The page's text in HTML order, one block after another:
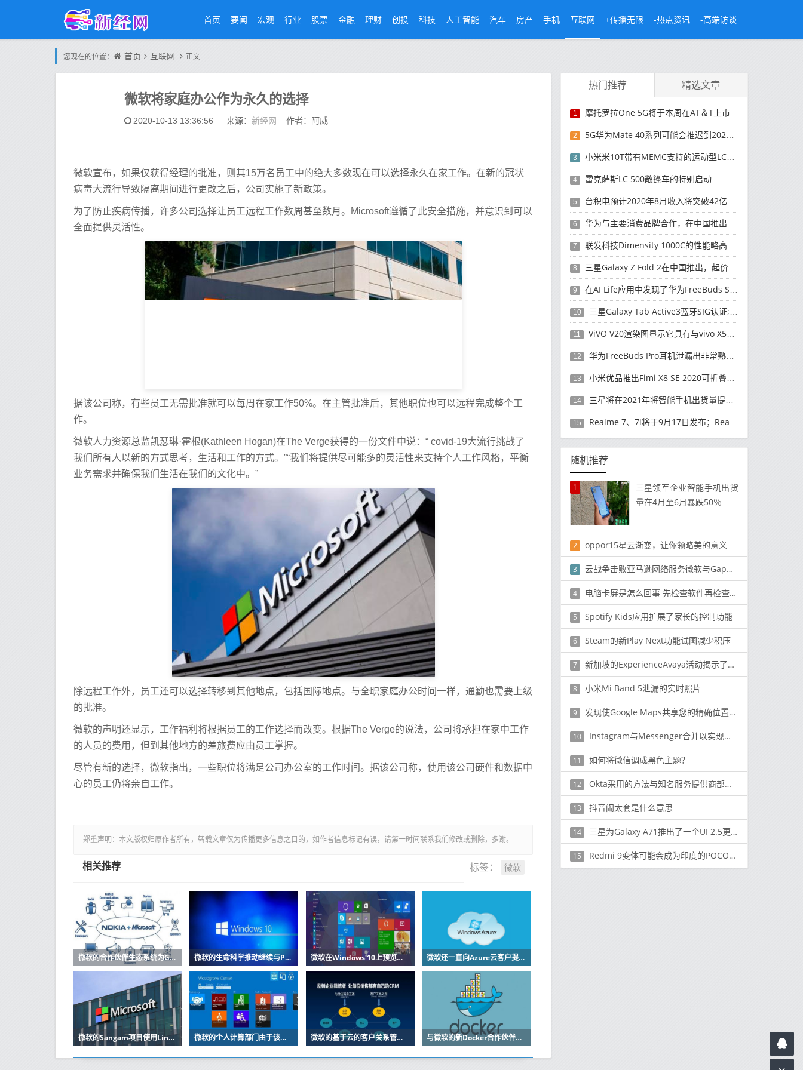
首页 要闻 宏观 行业 股票 金融 理财 创投 科技 人工智能 汽车 房产 手机 互联网 +传播无限 -热点资讯 -高端访谈
您现在的位置： 首页 互联网 正文
微软将家庭办公作为永久的选择
2020-10-13 13:36:56 来源： 新经网 作者：阿威
微软宣布，如果仅获得经理的批准，则其15万名员工中的绝大多数现在可以选择永久在家工作。在新的冠状
病毒大流行导致隔离期间进行更改之后，公司实施了新政策。
为了防止疾病传播，许多公司选择让员工远程工作数周甚至数月。Microsoft遵循了此安全措施，并意识到可以
全面提供灵活性。
据该公司称，有些员工无需批准就可以每周在家工作50%。在主管批准后，其他职位也可以远程完成整个工
作。
微软人力资源总监凯瑟琳·霍根(Kathleen Hogan)在The Verge获得的一份文件中说：“ covid-19大流行挑战了
我们所有人以新的方式思考，生活和工作的方式。”“我们将提供尽可能多的灵活性来支持个人工作风格，平衡
业务需求并确保我们生活在我们的文化中。”
除远程工作外，员工还可以选择转移到其他地点，包括国际地点。与全职家庭办公时间一样，通勤也需要上级
的批准。
微软的声明还显示，工作福利将根据员工的工作选择而改变。根据The Verge的说法，公司将承担在家中工作
的人员的费用，但到其他地方的差旅费应由员工掌握。
尽管有新的选择，微软指出，一些职位将满足公司办公室的工作时间。据该公司称，使用该公司硬件和数据中
心的员工仍将亲自工作。
郑重声明：本文版权归原作者所有，转载文章仅为传播更多信息之目的，如作者信息标记有误，请第一时间联系我们修改或删除，多谢。
标签： 微软
相关推荐
微软的合作伙伴生态系统为GDPR做准备 微软的生命科学推动继续与Parexel合作 微软在Windows 10上预览节省空间的OneDrive功能 微软还一直向Azure云客户提供在GPU加速的虚拟机上运行其应用程序的选项
微软的Sangam项目使用LinkedIn缩小技能差距 微软的个人计算部门由于该公司电话业务下滑而遭受挫折 微软的基于云的客户关系管理软件Dynamics CRM Online将紧随其后 与微软的新Docker合作伙伴关系是对工作的扩展该工作于今年初开始
热门推荐 精选文章
1 摩托罗拉One 5G将于本周在AT＆T上市
2 5G华为Mate 40系列可能会推迟到2021年
3 小米米10T带有MEMC支持的运动型LCD屏幕
4 雷克萨斯LC 500敞篷车的特别启动
5 台积电预计2020年8月收入将突破42亿美元，创历史新高
6 华为与主要消费品牌合作，在中国推出采用HarmonyOS 2.0的智能家居产品
7 联发科技Dimensity 1000C的性能略高于Snapdragon 765G
8 三星Galaxy Z Fold 2在中国推出，起价为16,999元
9 在AI Life应用中发现了华为FreeBuds Studio耳机
10 三星Galaxy Tab Active3蓝牙SIG认证; 发布可能快要结束了
11 ViVO V20渲染图显示它具有与vivo X50 Pro类似的后部设计
12 华为FreeBuds Pro耳机泄漏出非常熟悉的设计
13 小米优品推出Fimi X8 SE 2020可折叠无人机
14 三星将在2021年将智能手机出货量提高至3亿部
15 Realme 7、7i将于9月17日发布；Realme 7i的完整规格并导致泄漏
随机推荐
1
三星领军企业智能手机出货
量在4月至6月暴跌50％
2 oppor15星云渐变，让你领略美的意义
3 云战争击败亚马逊网络服务微软与Gap达成5年协议
4 电脑卡屏是怎么回事 先检查软件再检查硬件
5 Spotify Kids应用扩展了家长的控制功能
6 Steam的新Play Next功能试图减少积压
7 新加坡的ExperienceAvaya活动揭示了大多数IT买家不了解公司的一些事情
8 小米Mi Band 5泄漏的实时照片
9 发现使Google Maps共享您的精确位置的隐藏代码
10 Instagram与Messenger合并以实现更轻松的跨平台消息传递
11 如何将微信调成黑色主题？
12 Okta采用的方法与知名服务提供商部署的常规MDM方法不同
13 抖音闹太套是什么意思
14 三星为Galaxy A71推出了一个UI 2.5更新
15 Redmi 9变体可能会成为印度的POCO设备；可以是Poco M2系列手机吗？